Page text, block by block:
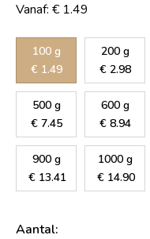
Vanaf: € 1.49
100 g
€ 1.49
200 g
€ 2.98
500 g
€ 7.45
600 g
€ 8.94
900 g
€ 13.41
1000 g
€ 14.90
Aantal: